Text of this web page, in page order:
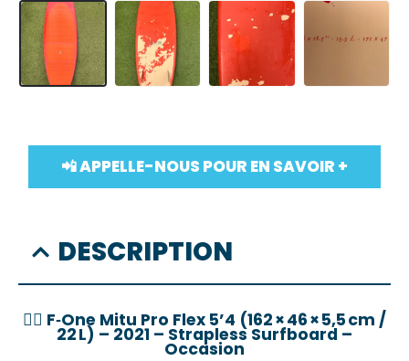
📲 APPELLE-NOUS POUR EN SAVOIR +
DESCRIPTION
🏄‍♂️ F‑One Mitu Pro Flex 5’4 (162 × 46 × 5,5 cm /
22 L) – 2021 – Strapless Surfboard –
Occasion